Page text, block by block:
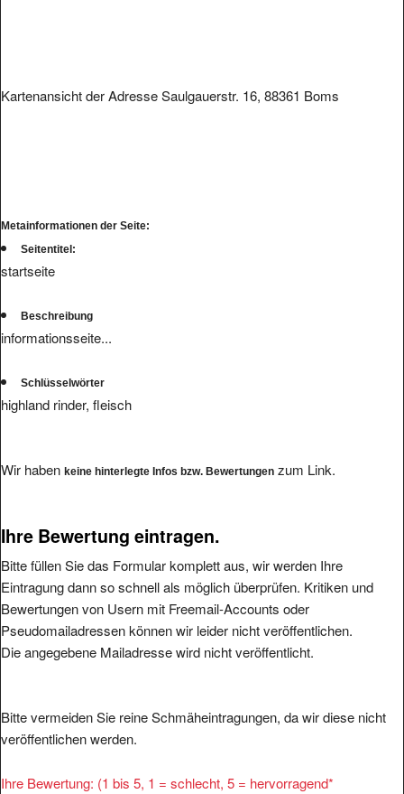
Kartenansicht der Adresse Saulgauerstr. 16, 88361 Boms
Metainformationen der Seite:
Seitentitel:
startseite
Beschreibung
informationsseite...
Schlüsselwörter
highland rinder, fleisch
Wir haben keine hinterlegte Infos bzw. Bewertungen zum Link.
Ihre Bewertung eintragen.
Bitte füllen Sie das Formular komplett aus, wir werden Ihre
Eintragung dann so schnell als möglich überprüfen. Kritiken und
Bewertungen von Usern mit Freemail-Accounts oder
Pseudomailadressen können wir leider nicht veröffentlichen.
Die angegebene Mailadresse wird nicht veröffentlicht.
Bitte vermeiden Sie reine Schmäheintragungen, da wir diese nicht
veröffentlichen werden.
Ihre Bewertung: (1 bis 5, 1 = schlecht, 5 = hervorragend*